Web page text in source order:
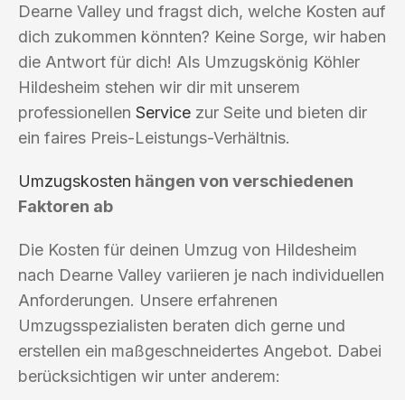
Dearne Valley und fragst dich, welche Kosten auf
dich zukommen könnten? Keine Sorge, wir haben
die Antwort für dich! Als Umzugskönig Köhler
Hildesheim stehen wir dir mit unserem
professionellen Service zur Seite und bieten dir
ein faires Preis-Leistungs-Verhältnis.
Umzugskosten hängen von verschiedenen
Faktoren ab
Die Kosten für deinen Umzug von Hildesheim
nach Dearne Valley variieren je nach individuellen
Anforderungen. Unsere erfahrenen
Umzugsspezialisten beraten dich gerne und
erstellen ein maßgeschneidertes Angebot. Dabei
berücksichtigen wir unter anderem: